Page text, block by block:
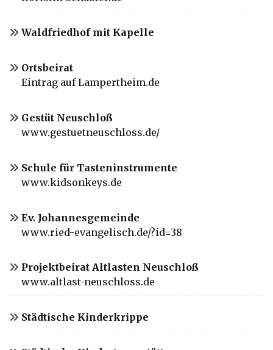
Waldfriedhof mit Kapelle
Ortsbeirat
Eintrag auf Lampertheim.de
Gestüt Neuschloß
www.gestuetneuschloss.de/
Schule für Tasteninstrumente
www.kidsonkeys.de
Ev. Johannesgemeinde
www.ried-evangelisch.de/?id=38
Projektbeirat Altlasten Neuschloß
www.altlast-neuschloss.de
Städtische Kinderkrippe